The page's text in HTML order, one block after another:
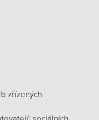
zřízených